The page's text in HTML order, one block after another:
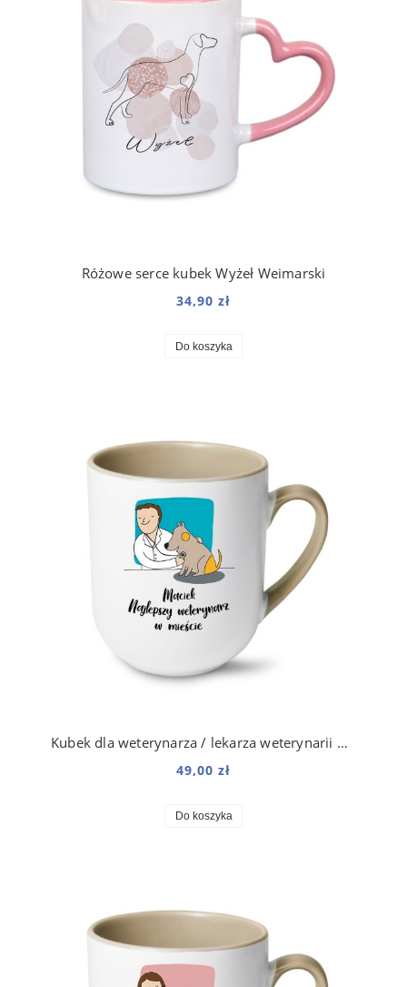
Różowe serce kubek Wyżeł Weimarski
34,90 zł
Do koszyka
Kubek dla weterynarza / lekarza weterynarii 250 ml
49,00 zł
Do koszyka